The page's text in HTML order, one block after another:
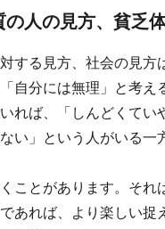
の人の見方、貧乏
する見方、社会の見方
自分には無理」と考
れば、「しんどくてい
ない」という人がいる
ことがあります。それ
あれば、より楽しい